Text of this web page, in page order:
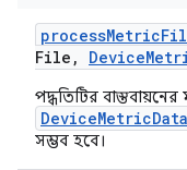
processMetric
File , Device
পদ্ধতিটির
DeviceMetricData
সম্ভব হবে।